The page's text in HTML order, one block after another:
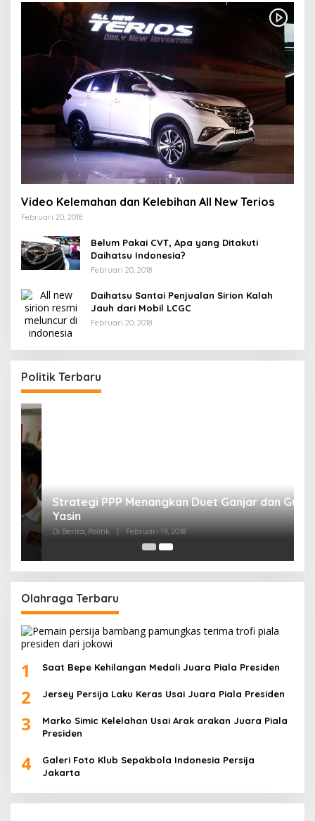
Video Kelemahan dan Kelebihan All New Terios
Februari 20, 2018
Belum Pakai CVT, Apa yang Ditakuti
Daihatsu Indonesia?
Februari 20, 2018
Daihatsu Santai Penjualan Sirion Kalah
Jauh dari Mobil LCGC
Februari 20, 2018
Politik Terbaru
Yasin
Olahraga Terbaru
1 Saat Bepe Kehilangan Medali Juara Piala Presiden
2 Jersey Persija Laku Keras Usai Juara Piala Presiden
3
Marko Simic Kelelahan Usai Arak arakan Juara Piala
Presiden
4
Galeri Foto Klub Sepakbola Indonesia Persija
Jakarta